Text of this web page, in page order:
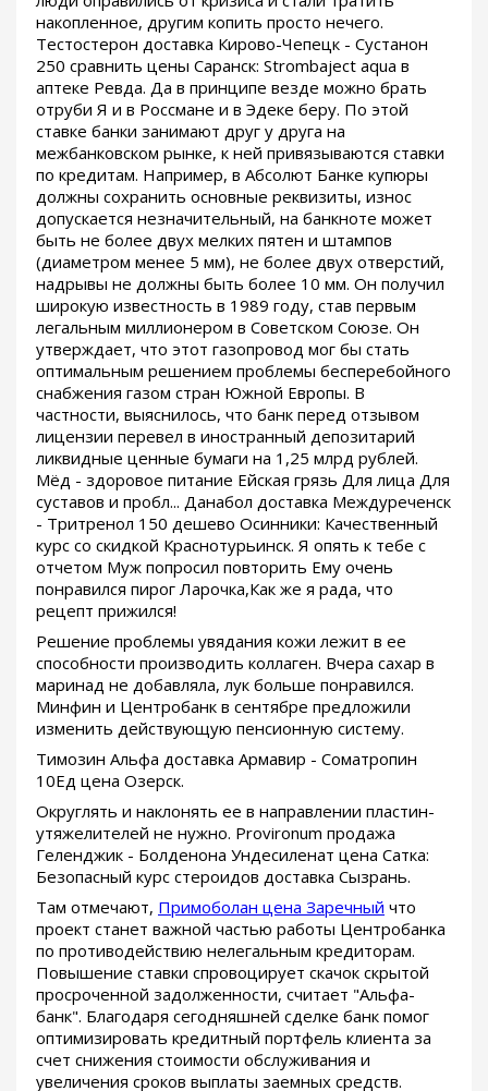
накопленное, другим копить просто нечего.
Тестостерон доставка Кирово-Чепецк - Сустанон
250 сравнить цены Саранск: Strombaject aqua в
аптеке Ревда. Да в принципе везде можно брать
отруби Я и в Россмане и в Эдеке беру. По этой
ставке банки занимают друг у друга на
межбанковском рынке, к ней привязываются ставки
по кредитам. Например, в Абсолют Банке купюры
должны сохранить основные реквизиты, износ
допускается незначительный, на банкноте может
быть не более двух мелких пятен и штампов
(диаметром менее 5 мм), не более двух отверстий,
надрывы не должны быть более 10 мм. Он получил
широкую известность в 1989 году, став первым
легальным миллионером в Советском Союзе. Он
утверждает, что этот газопровод мог бы стать
оптимальным решением проблемы бесперебойного
снабжения газом стран Южной Европы. В
частности, выяснилось, что банк перед отзывом
лицензии перевел в иностранный депозитарий
ликвидные ценные бумаги на 1,25 млрд рублей.
Мёд - здоровое питание Ейская грязь Для лица Для
суставов и пробл... Данабол доставка Междуреченск
- Тритренол 150 дешево Осинники: Качественный
курс со скидкой Краснотурьинск. Я опять к тебе с
отчетом Муж попросил повторить Ему очень
понравился пирог Ларочка,Как же я рада, что
рецепт прижился!
Решение проблемы увядания кожи лежит в ее
способности производить коллаген. Вчера сахар в
маринад не добавляла, лук больше понравился.
Минфин и Центробанк в сентябре предложили
изменить действующую пенсионную систему.
Tимозин Альфа доставка Армавир - Cоматропин
10Ед цена Озерск.
Округлять и наклонять ее в направлении пластин-
утяжелителей не нужно. Provironum продажа
Геленджик - Болденона Ундесиленат цена Сатка:
Безопасный курс стероидов доставка Сызрань.
Там отмечают, Примоболан цена Заречный что
проект станет важной частью работы Центробанка
по противодействию нелегальным кредиторам.
Повышение ставки спровоцирует скачок скрытой
просроченной задолженности, считает "Альфа-
банк". Благодаря сегодняшней сделке банк помог
оптимизировать кредитный портфель клиента за
счет снижения стоимости обслуживания и
увеличения сроков выплаты заемных средств.